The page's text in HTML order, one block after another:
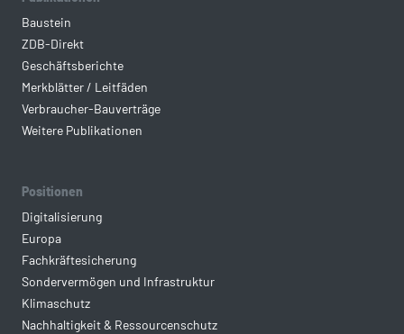
Baustein
ZDB-Direkt
Geschäftsberichte
Merkblätter / Leitfäden
Verbraucher-Bauverträge
Weitere Publikationen
Positionen
Digitalisierung
Europa
Fachkräftesicherung
Sondervermögen und Infrastruktur
Klimaschutz
Nachhaltigkeit & Ressourcenschutz